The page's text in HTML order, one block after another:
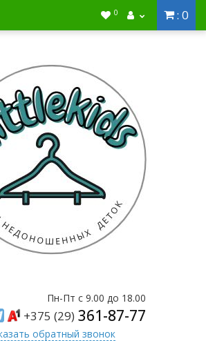
: 0
0
Пн-Пт с 9.00 до 18.00
+375 (29) 361-87-77
обратный звонок